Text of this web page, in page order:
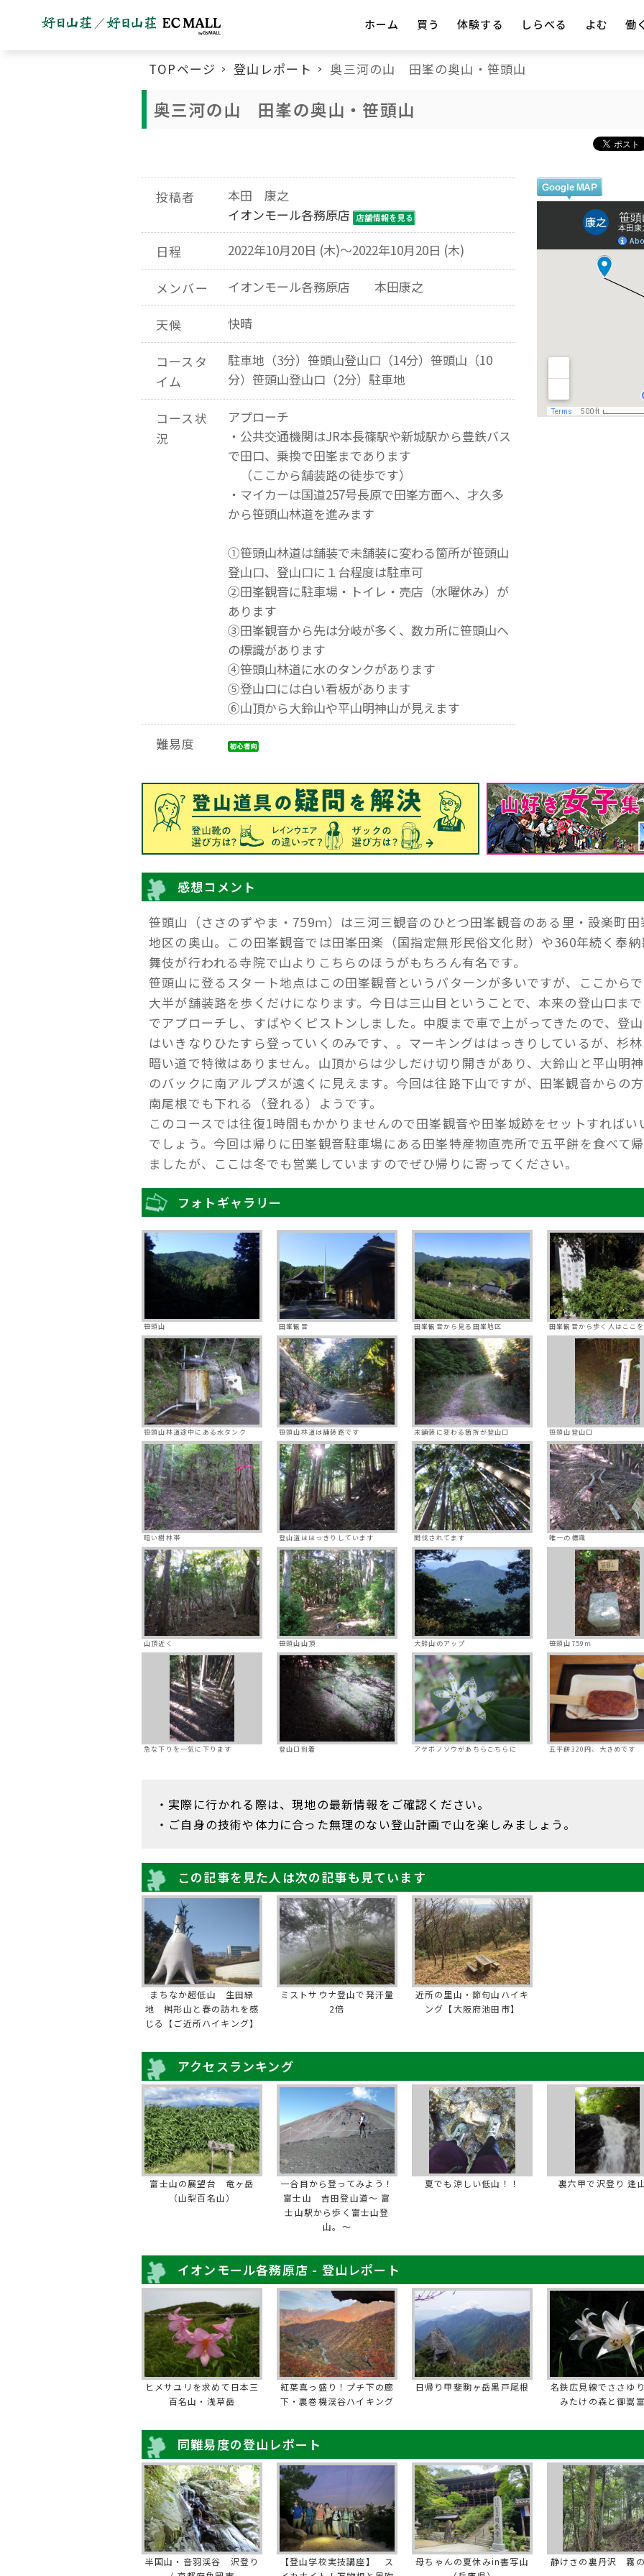
ホーム 買う 体験する しらべる よむ 働
TOPページ 登山レポート 奥三河の山 田峯の奥山・笹頭山
奥三河の山 田峯の奥山・笹頭山
投稿者
本田 康之
イオンモール各務原店
日程 2022年10月20日 (木)～2022年10月20日 (木)
メンバー イオンモール各務原店 本田康之
天候 快晴
コースタ
イム
駐車地（3分）笹頭山登山口（14分）笹頭山（10
分）笹頭山登山口（2分）駐車地
コース状
況
アプローチ
・公共交通機関はJR本長篠駅や新城駅から豊鉄バス
で田口、乗換で田峯まであります
（ここから舗装路の徒歩です）
・マイカーは国道257号長原で田峯方面へ、才久多
から笹頭山林道を進みます
①笹頭山林道は舗装で未舗装に変わる箇所が笹頭山
登山口、登山口に１台程度は駐車可
②田峯観音に駐車場・トイレ・売店（水曜休み）が
あります
③田峯観音から先は分岐が多く、数カ所に笹頭山へ
の標識があります
④笹頭山林道に水のタンクがあります
⑤登山口には白い看板があります
⑥山頂から大鈴山や平山明神山が見えます
難易度
感想コメント
笹頭山（ささのずやま・759ｍ）は三河三観音のひとつ田峯観音のある里・設楽町田
地区の奥山。この田峯観音では田峯田楽（国指定無形民俗文化財）や360年続く奉
舞伎が行われる寺院で山よりこちらのほうがもちろん有名です。
笹頭山に登るスタート地点はこの田峯観音というパターンが多いですが、ここから
大半が舗装路を歩くだけになります。今日は三山目ということで、本来の登山口ま
でアプローチし、すばやくピストンしました。中腹まで車で上がってきたので、登
はいきなりひたすら登っていくのみです、。マーキングははっきりしているが、杉
暗い道で特徴はありません。山頂からは少しだけ切り開きがあり、大鈴山と平山明
のバックに南アルプスが遠くに見えます。今回は往路下山ですが、田峯観音からの
南尾根でも下れる（登れる）ようです。
このコースでは往復1時間もかかりませんので田峯観音や田峯城跡をセットすればい
でしょう。今回は帰りに田峯観音駐車場にある田峯特産物直売所で五平餅を食べて
ましたが、ここは冬でも営業していますのでぜひ帰りに寄ってください。
フォトギャラリー
笹頭山 田峯観音 田峯観音から見る田峯地区 田峯観音から歩く人はここ
笹頭山林道途中にある水タンク 笹頭山林道は舗装路です 未舗装に変わる箇所が登山口 笹頭山登山口
暗い樹林帯 登山道ははっきりしています 間伐されてます 唯一の標識
山頂近く 笹頭山山頂 大鈴山のアップ 笹頭山759ｍ
急な下りを一気に下ります 登山口到着 アケボノソウがあちらこちらに 五平餅320円、大きめです
・実際に行かれる際は、現地の最新情報をご確認ください。
・ご自身の技術や体力に合った無理のない登山計画で山を楽しみましょう。
この記事を見た人は次の記事も見ています
まちなか超低山 生田緑
地 桝形山と春の訪れを感
じる【ご近所ハイキング】
ミストサウナ登山で発汗量
2倍
近所の里山・節句山ハイキ
ング【大阪府池田市】
アクセスランキング
富士山の展望台 竜ヶ岳
（山梨百名山）
一合目から登ってみよう！
富士山 吉田登山道～ 富
士山駅から歩く富士山登
山。～
夏でも涼しい低山！！ 裏六甲で沢登り 逢
イオンモール各務原店 - 登山レポート
ヒメサユリを求めて日本三
百名山・浅草岳
紅葉真っ盛り！プチ下の廊
下・裏巻機渓谷ハイキング
日帰り甲斐駒ヶ岳黒戸尾根
名鉄広見線でささゆ
みたけの森と御嵩
同難易度の登山レポート
半国山・音羽渓谷 沢登り
【登山学校実技講座】 ス
母ちゃんの夏休みin書写山
静けさの裏丹沢 霧